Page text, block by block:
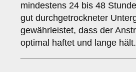
mindestens 24 bis 48
gut durchgetrockneter
gewährleistet, dass der
optimal haftet und lange hält.